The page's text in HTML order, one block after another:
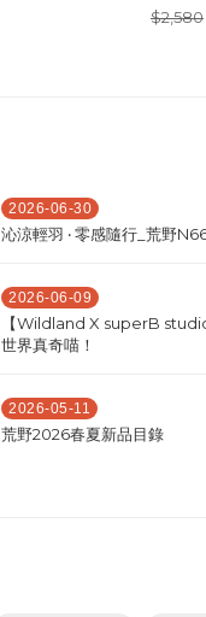
$2,580
2026-06-30
沁涼輕羽 ‧ 零感隨行_荒野
2026-06-09
【Wildland X superB
世界真奇喵！
2026-05-11
荒野2026春夏新品目錄